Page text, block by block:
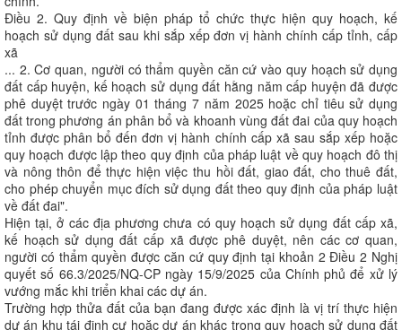
Điều 2. Quy định về biện pháp tổ chức thực hiện quy hoạch, kế
hoạch sử dụng đất sau khi sắp xếp đơn vị hành chính cấp tỉnh, cấp
xã
... 2. Cơ quan, người có thẩm quyền căn cứ vào quy hoạch sử dụng
đất cấp huyện, kế hoạch sử dụng đất hằng năm cấp huyện đã được
phê duyệt trước ngày 01 tháng 7 năm 2025 hoặc chỉ tiêu sử dụng
đất trong phương án phân bổ và khoanh vùng đất đai của quy hoạch
tỉnh được phân bổ đến đơn vị hành chính cấp xã sau sắp xếp hoặc
quy hoạch được lập theo quy định của pháp luật về quy hoạch đô thị
và nông thôn để thực hiện việc thu hồi đất, giao đất, cho thuê đất,
cho phép chuyển mục đích sử dụng đất theo quy định của pháp luật
về đất đai".
Hiện tại, ở các địa phương chưa có quy hoạch sử dụng đất cấp xã,
kế hoạch sử dụng đất cấp xã được phê duyệt, nên các cơ quan,
người có thẩm quyền được căn cứ quy định tại khoản 2 Điều 2 Nghị
quyết số 66.3/2025/NQ-CP ngày 15/9/2025 của Chính phủ để xử lý
vướng mắc khi triển khai các dự án.
Trường hợp thửa đất của bạn đang được xác định là vị trí thực hiện
dự án khu tái định cư hoặc dự án khác trong quy hoạch sử dụng đất